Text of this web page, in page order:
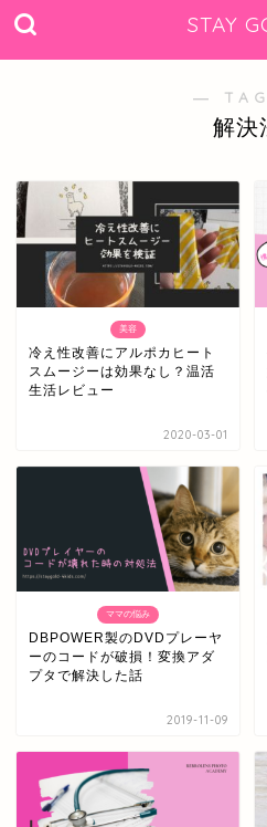
STAY
―
解決
美容
冷え性改善にアルポカヒート
スムージーは効果なし？温活
生活レビュー
2020-03-01
ママの悩み
DBPOWER製のDVDプレーヤ
ーのコードが破損！変換アダ
プタで解決した話
2019-11-09